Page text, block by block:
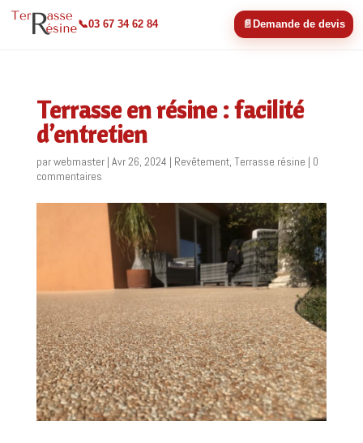
📞03 67 34 62 84 📄 Demande de devis
Terrasse en résine : facilité
d’entretien
parwebmaster| Avr 26, 2024 | Revêtement, Terrasse résine | 0
commentaires